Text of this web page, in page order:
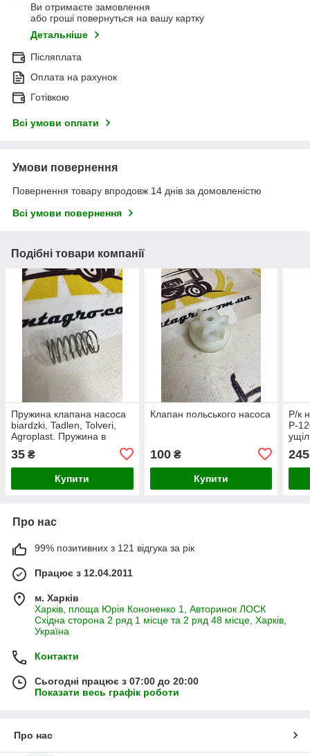
Ви отримаєте замовлення
або гроші повернуться на вашу картку
Детальніше
Післяплата
Оплата на рахунок
Готівкою
Всі умови оплати
Умови повернення
Повернення товару впродовж 14 днів за домовленістю
Всі умови повернення
Подібні товари компанії
Пружина клапана насоса
biardzki, Tadlen, Tolveri,
Agroplast. Пружина в
клапан польського насоса
Р120
35 ₴
Купити
Клапан польського насоса
100₴
Купити
Р/к
P-
245
Про нас
99% позитивних з 121 відгука за рік
Працює з 12.04.2011
м. Харків
Харків, площа Юрія Кононенко 1, Авторинок ЛОСК
Східна сторона 2 ряд 1 місце та 2 ряд 48 місце, Харків,
Україна
Контакти
Сьогодні працює з 07:00 до 20:00
Показати весь графік роботи
Про нас